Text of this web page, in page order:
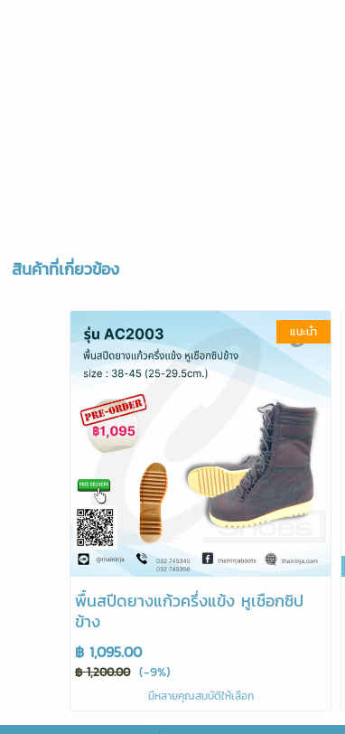
สินค้าที่เกี่ยวข้อง
แนะนำ
พื้นสปีดยางแก้วครึ่งแข้ง หูเชือกซิป
ข้าง
฿ 1,095.00
฿ 1,200.00 (-9%)
มีหลายคุณสมบัติให้เลือก